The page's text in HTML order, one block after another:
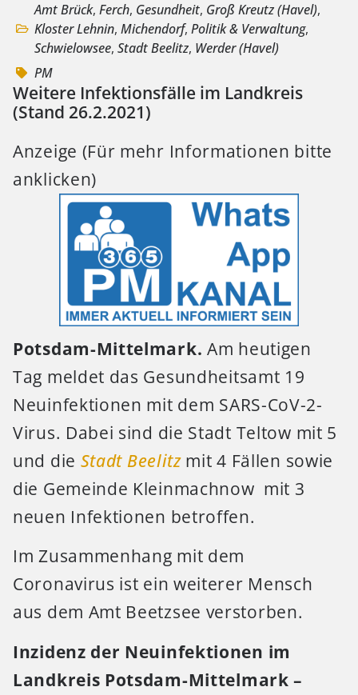
Amt Brück, Ferch, Gesundheit, Groß Kreutz (Havel),
Kloster Lehnin, Michendorf, Politik & Verwaltung,
Schwielowsee, Stadt Beelitz, Werder (Havel)
PM
Weitere Infektionsfälle im Landkreis
(Stand 26.2.2021)
Anzeige (Für mehr Informationen bitte
anklicken)
Potsdam-Mittelmark. Am heutigen
Tag meldet das Gesundheitsamt 19
Neuinfektionen mit dem SARS-CoV-2-
Virus. Dabei sind die Stadt Teltow mit 5
und die Stadt Beelitzmit 4 Fällen sowie
die Gemeinde Kleinmachnow mit 3
neuen Infektionen betroffen.
Im Zusammenhang mit dem
Coronavirus ist ein weiterer Mensch
aus dem Amt Beetzsee verstorben.
Inzidenz der Neuinfektionen im
Landkreis Potsdam-Mittelmark –